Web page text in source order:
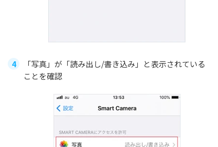
「写真」が「読み出し/書き込み」と表示されている
ことを確認